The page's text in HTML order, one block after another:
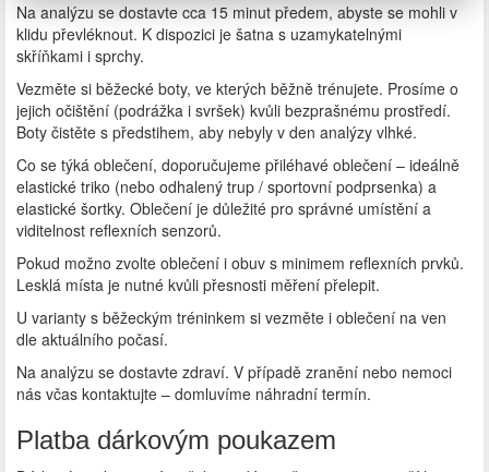
Na analýzu se dostavte cca 15 minut předem, abyste se mohli v
klidu převléknout. K dispozici je šatna s uzamykatelnými
skříňkami i sprchy.
Vezměte si běžecké boty, ve kterých běžně trénujete. Prosíme o
jejich očištění (podrážka i svršek) kvůli bezprašnému prostředí.
Boty čistěte s předstihem, aby nebyly v den analýzy vlhké.
Co se týká oblečení, doporučujeme přiléhavé oblečení – ideálně
elastické triko (nebo odhalený trup / sportovní podprsenka) a
elastické šortky. Oblečení je důležité pro správné umístění a
viditelnost reflexních senzorů.
Pokud možno zvolte oblečení i obuv s minimem reflexních prvků.
Lesklá místa je nutné kvůli přesnosti měření přelepit.
U varianty s běžeckým tréninkem si vezměte i oblečení na ven
dle aktuálního počasí.
Na analýzu se dostavte zdraví. V případě zranění nebo nemoci
nás včas kontaktujte – domluvíme náhradní termín.
Platba dárkovým poukazem